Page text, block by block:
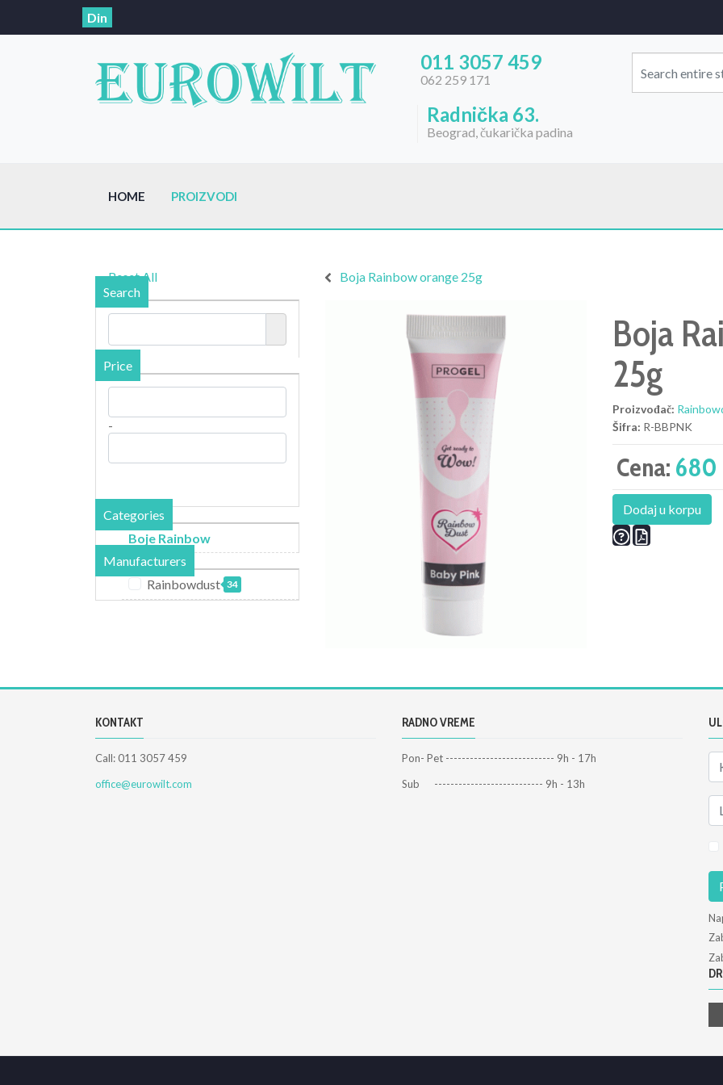
Din
011 3057 459
062 259 171
Radnička 63.
Beograd, čukarička padina
HOME PROIZVODI
Boja Rainbow orange 25g
Boja
25g
Proizvođač:
Šifra: R-BBPNK
Cena: 680
Dodaj u korpu
Reset All
Search
Price
-
Categories
Boje Rainbow
Manufacturers
Rainbowdust 34
KONTAKT
Call: 011 3057 459
office@eurowilt.com
RADNO VREME
Pon- Pet --------------------------- 9h - 17h
Sub --------------------------- 9h - 13h